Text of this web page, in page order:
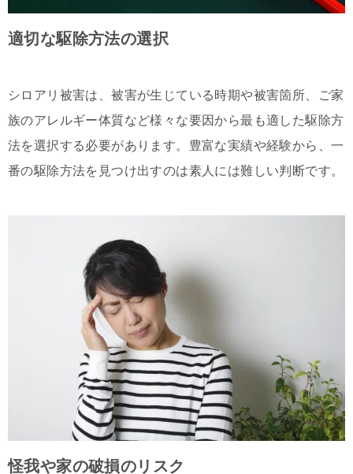
適切な駆除方法の選択
シロアリ被害は、被害が生じている時期や被害箇所、ご家
族のアレルギー体質など様々な要因から最も適した駆除方
法を選択する必要があります。豊富な実績や経験から、一
番の駆除方法を見つけ出すのは素人には難しい判断です。
怪我や家の破損のリスク